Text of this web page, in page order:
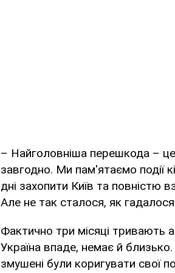
– Найголовніша перешкода – це
завгодно. Ми пам'ятаємо події
дні захопити Київ та повністю
Але не так сталося, як
Фактично три місяці тривають
Україна впаде, немає й близько.
змушені були коригувати свої